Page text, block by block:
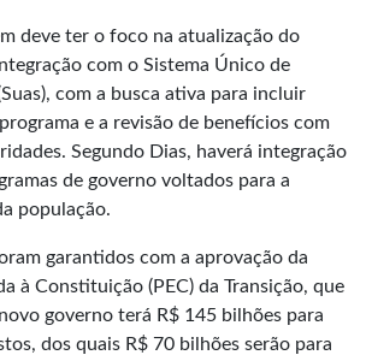
deve ter o foco na atualização do
com o Sistema Único de
com a busca ativa para incluir
e a revisão de benefícios com
Segundo Dias, haverá integração
de governo voltados para a
população.
garantidos com a aprovação da
à Constituição (PEC) da Transição, que
governo terá R$ 145 bilhões para
dos quais R$ 70 bilhões serão para